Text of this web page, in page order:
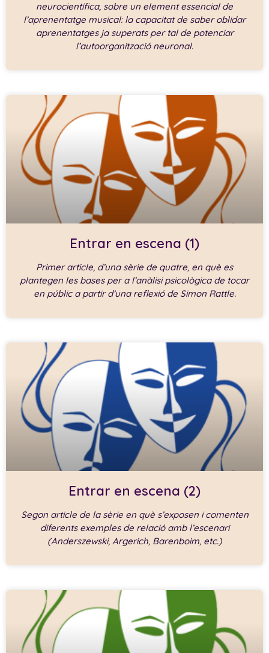
neurocientífica, sobre un element essencial de
l’aprenentatge musical: la capacitat de saber oblidar
aprenentatges ja superats per tal de potenciar
l’autoorganització neuronal.
Entrar en escena (1)
Primer article, d’una sèrie de quatre, en què es
plantegen les bases per a l’anàlisi psicològica de tocar
en públic a partir d’una reflexió de Simon Rattle.
Entrar en escena (2)
Segon article de la sèrie en què s’exposen i comenten
diferents exemples de relació amb l’escenari
(Anderszewski, Argerich, Barenboim, etc.)